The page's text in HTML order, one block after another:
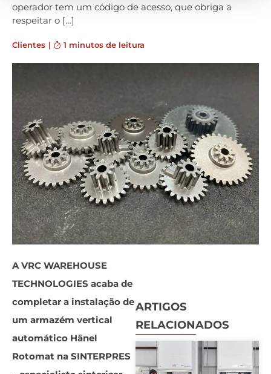
operador tem um código de acesso, que obriga a
respeitar o […]
Clientes | 1 minutos de leitura
A VRC WAREHOUSE
TECHNOLOGIES acaba de
completar a instalação de
um armazém vertical
automático Hänel
Rotomat na SINTERPRES
ARTIGOS
RELACIONADOS